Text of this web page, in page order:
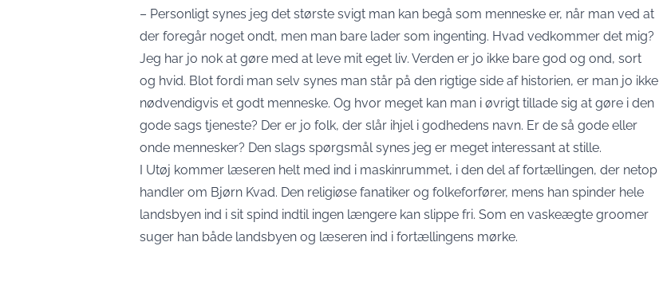
– Personligt synes jeg det største svigt man kan begå som menneske er, når man ved at
der foregår noget ondt, men man bare lader som ingenting. Hvad vedkommer det mig?
Jeg har jo nok at gøre med at leve mit eget liv. Verden er jo ikke bare god og ond, sort
og hvid. Blot fordi man selv synes man står på den rigtige side af historien, er man jo ikke
nødvendigvis et godt menneske. Og hvor meget kan man i øvrigt tillade sig at gøre i den
gode sags tjeneste? Der er jo folk, der slår ihjel i godhedens navn. Er de så gode eller
onde mennesker? Den slags spørgsmål synes jeg er meget interessant at stille.
I Utøj kommer læseren helt med ind i maskinrummet, i den del af fortællingen, der netop
handler om Bjørn Kvad. Den religiøse fanatiker og folkeforfører, mens han spinder hele
landsbyen ind i sit spind indtil ingen længere kan slippe fri. Som en vaskeægte groomer
suger han både landsbyen og læseren ind i fortællingens mørke.